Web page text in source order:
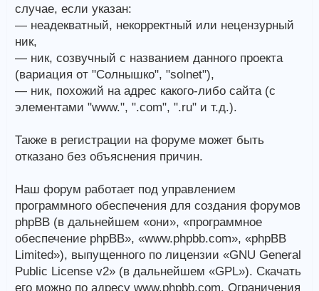
случае, если указан:
— неадекватный, некорректный или нецензурный
ник,
— ник, созвучный с названием данного проекта
(вариация от "Солнышко", "solnet"),
— ник, похожий на адрес какого-либо сайта (с
элементами "www.", ".com", ".ru" и т.д.).
Также в регистрации на форуме может быть
отказано без объяснения причин.
Наш форум работает под управлением
программного обеспечения для создания форумов
phpBB (в дальнейшем «они», «программное
обеспечение phpBB», «www.phpbb.com», «phpBB
Limited»), выпущенного по лицензии «GNU General
Public License v2» (в дальнейшем «GPL»). Скачать
его можно по адресу www.phpbb.com. Ограничения